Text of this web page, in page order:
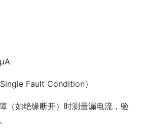
Fault Condition）
（如绝缘断开）时测量漏电流，验